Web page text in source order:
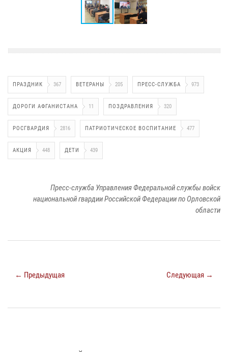
ПРАЗДНИК 367 ВЕТЕРАНЫ 205 ПРЕСС-СЛУЖБА 973
ДОРОГИ АФГАНИСТАНА 11 ПОЗДРАВЛЕНИЯ 320
РОСГВАРДИЯ 2816 ПАТРИОТИЧЕСКОЕ ВОСПИТАНИЕ 477
АКЦИЯ 448 ДЕТИ 439
Пресс-служба Управления Федеральной службы войск
национальной гвардии Российской Федерации по Орловской
области
← Предыдущая Следующая →